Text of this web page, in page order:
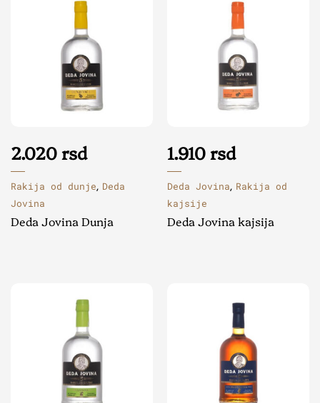
2.020rsd
Rakija od dunje, Deda
Jovina
Deda Jovina Dunja
1.910rsd
Deda Jovina, Rakija od
kajsije
Deda Jovina kajsija